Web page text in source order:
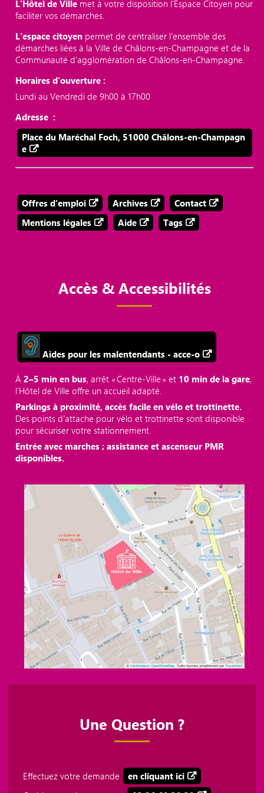
L’Hôtel de Ville met à votre disposition l’Espace Citoyen pour
faciliter vos démarches.
L’espace citoyen permet de centraliser l’ensemble des
démarches liées à la Ville de Châlons-en-Champagne et de la
Communauté d’agglomération de Châlons-en-Champagne.
Horaires d'ouverture :
Lundi au Vendredi de 9h00 à 17h00
Adresse :
Place du Maréchal Foch, 51000 Châlons-en-Champagn
e
Offres d'emploi Archives
Contact
Mentions légales
Aide Tags
Accès & Accessibilités
Aides pour les malentendants - acce-o
À2–5 min en bus, arrêt « Centre‑Ville » et 10 min de la gare,
l’Hôtel de Ville offre un accueil adapté.
Parkings à proximité, accès facile en vélo et trottinette.
Des points d'attache pour vélo et trottinette sont disponible
pour sécuriser votre stationnement.
Entrée avec marches ; assistance et ascenseur PMR
disponibles.
Une Question ?
Effectuez votre demande
en cliquant ici